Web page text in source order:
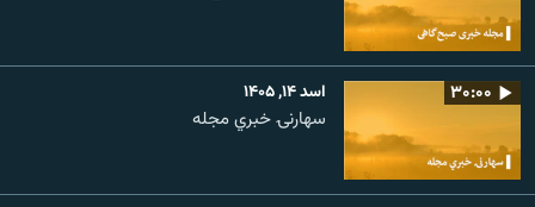
۳۰:۰۰ اسد ۱۴, ۱۴۰۵
سهارنۍ خبري مجله